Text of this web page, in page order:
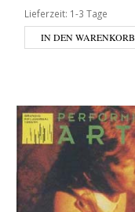
Lieferzeit: 1-3 Tage
IN DEN WARENKORB